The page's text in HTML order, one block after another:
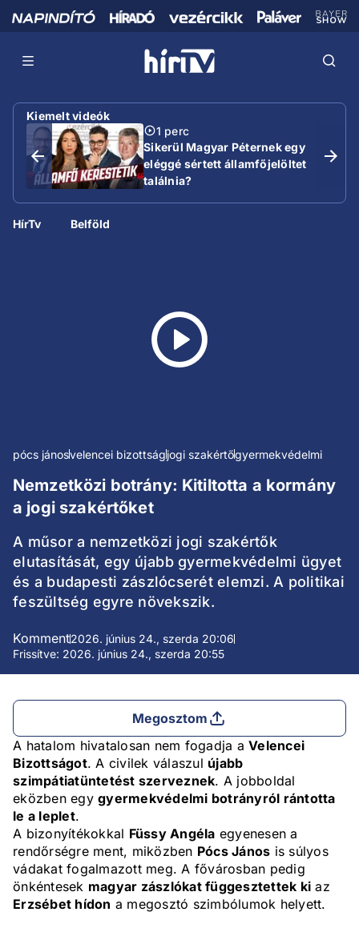
Kiemelt videók
1 perc
Sikerül Magyar Péternek egy
eléggé sértett államfőjelöltet
találnia?
HírTv Belföld
pócs jánosvelencei bizottságjogi szakértőgyermekvédelmi
Nemzetközi botrány: Kitiltotta a kormány
a jogi szakértőket
A műsor a nemzetközi jogi szakértők
elutasítását, egy újabb gyermekvédelmi ügyet
és a budapesti zászlócserét elemzi. A politikai
feszültség egyre növekszik.
Komment2026. június 24., szerda 20:06
Frissítve: 2026. június 24., szerda 20:55
Megosztom
A hatalom hivatalosan nem fogadja a Velencei
Bizottságot. A civilek válaszul újabb
szimpátiatüntetést szerveznek. A jobboldal
eközben egy gyermekvédelmi botrányról rántotta
le a leplet.
A bizonyítékokkal Füssy Angéla egyenesen a
rendőrségre ment, miközben Pócs János is súlyos
vádakat fogalmazott meg. A fővárosban pedig
önkéntesek magyar zászlókat függesztettek ki az
Erzsébet hídon a megosztó szimbólumok helyett.